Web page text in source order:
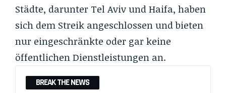
Städte, darunter Tel Aviv und Haifa, haben
sich dem Streik angeschlossen und bieten
nur eingeschränkte oder gar keine
öffentlichen Dienstleistungen an.
BREAK THE NEWS